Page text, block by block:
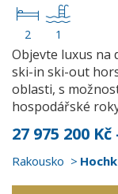
2 1
Objevte luxus na
ski-in ski-out
oblasti, s
hospodářské
27 975 200 Kč
Rakousko